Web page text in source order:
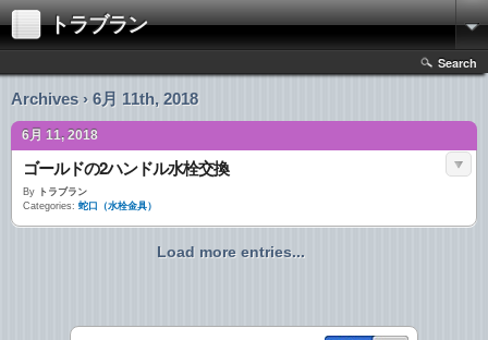
トラブラン
Search
Archives › 6月 11th, 2018
6月 11, 2018
ゴールドの2ハンドル水栓交換
By トラブラン
Categories: 蛇口（水栓金具）
Load more entries...